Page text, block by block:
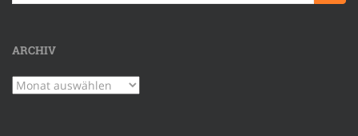
nach:
ARCHIV
Archiv